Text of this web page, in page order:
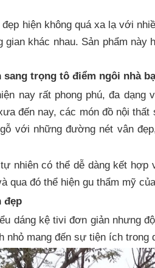
hiện không quá xa lạ với
gian khác nhau. Sản phẩm này
trọng tô điểm ngôi nhà
nay rất phong phú, đa dạng
đến nay, các món đồ nội
với những đường nét vân
nhiên có thể dễ dàng kết
qua đó thể hiện gu thẩm mỹ
đẹp
dáng kệ tivi đơn giản nhưng
nhỏ mang đến sự tiện ích trong